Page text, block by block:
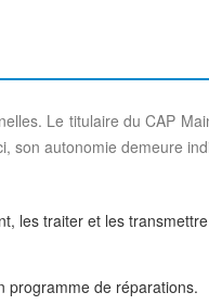
Le titulaire du CAP
son autonomie demeure
les traiter et les
programme de réparations.